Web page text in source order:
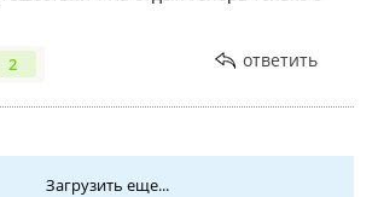
2 ответить
Загрузить еще...